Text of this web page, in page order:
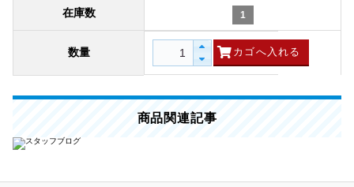
在庫数 1
数量
商品関連記事